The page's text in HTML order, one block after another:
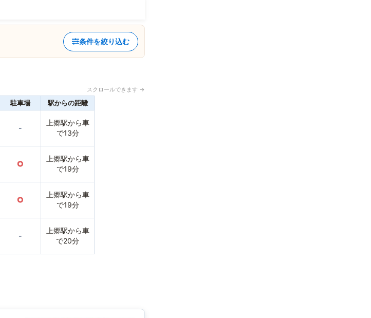
条件を絞り込む
スクロールできます →
駐車場 駅からの距離
-
上郷駅から車
で13分
○
上郷駅から車
で19分
○
上郷駅から車
で19分
-
上郷駅から車
で20分